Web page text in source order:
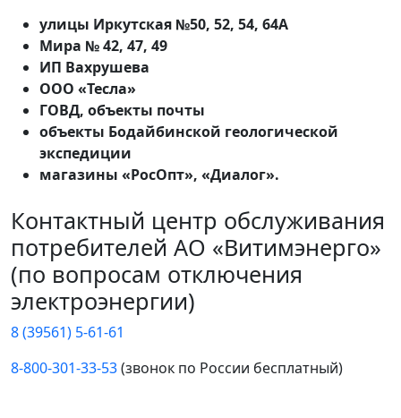
улицы Иркутская №50, 52, 54, 64А
Мира № 42, 47, 49
ИП Вахрушева
ООО «Тесла»
ГОВД, объекты почты
объекты Бодайбинской геологической
экспедиции
магазины «РосОпт», «Диалог».
Контактный центр обслуживания
потребителей АО «Витимэнерго»
(по вопросам отключения
электроэнергии)
8 (39561) 5-61-61
8-800-301-33-53(звонок по России бесплатный)